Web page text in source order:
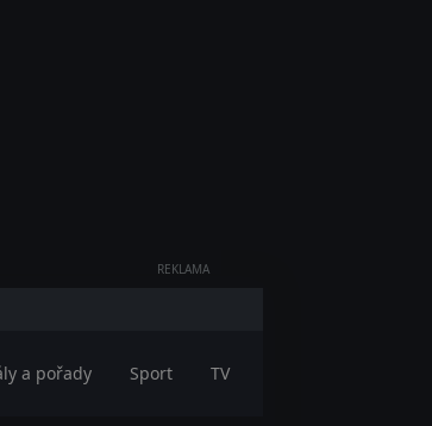
REKLAMA
a pořady Sport TV